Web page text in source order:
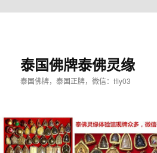
泰国佛牌泰佛灵缘
泰国佛牌，泰国正牌，微信：tfly03